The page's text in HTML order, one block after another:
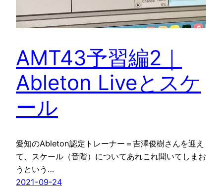
AMT43予習編2｜
Ableton Liveとスケ
ール
愛知のAbleton認定トレーナー＝吉澤俊樹さんを迎え
て、スケール（音階）についてあれこれ聞いてしまお
うという…
2021-09-24